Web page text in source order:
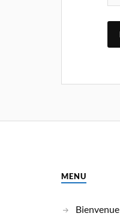
MENU
Bienvenue